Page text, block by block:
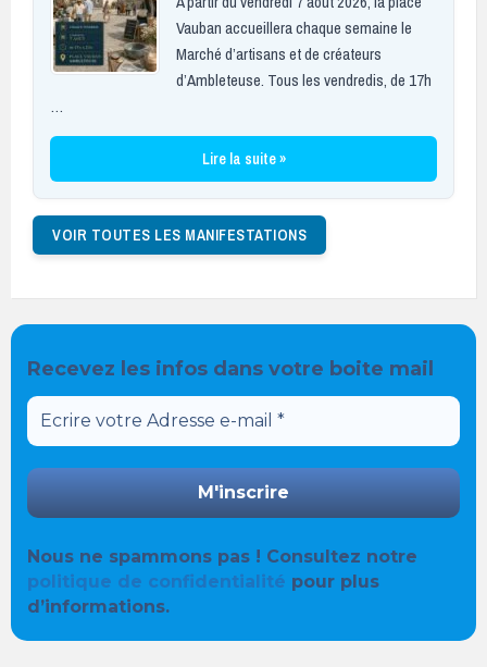
Vauban accueillera chaque semaine le
Marché d’artisans et de créateurs
d’Ambleteuse. Tous les vendredis, de 17h
…
Lire la suite »
VOIR TOUTES LES MANIFESTATIONS
Recevez les infos dans votre boite mail
Nous ne spammons pas ! Consultez notre
politique de confidentialité pour plus
d’informations.